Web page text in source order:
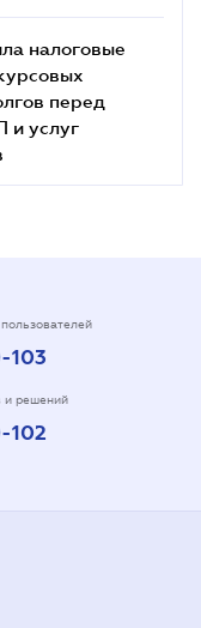
налоговые
перед
услуг
103
и решений
102